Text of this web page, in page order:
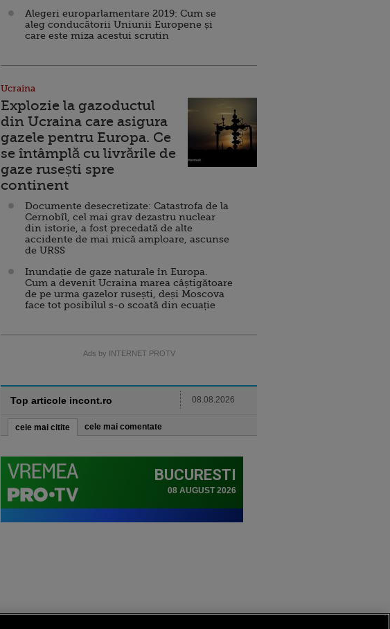
Alegeri europarlamentare 2019: Cum se
aleg conducătorii Uniunii Europene și
care este miza acestui scrutin
Ucraina
Explozie la gazoductul
din Ucraina care asigura
gazele pentru Europa. Ce
se întâmplă cu livrările de
gaze rusești spre
continent
Documente desecretizate: Catastrofa de la
Cernobîl, cel mai grav dezastru nuclear
din istorie, a fost precedată de alte
accidente de mai mică amploare, ascunse
de URSS
Inundație de gaze naturale în Europa.
Cum a devenit Ucraina marea câștigătoare
de pe urma gazelor rusești, deși Moscova
face tot posibilul s-o scoată din ecuație
Ads by INTERNET PROTV
Top articole incont.ro 08.08.2026
cele mai citite cele mai comentate